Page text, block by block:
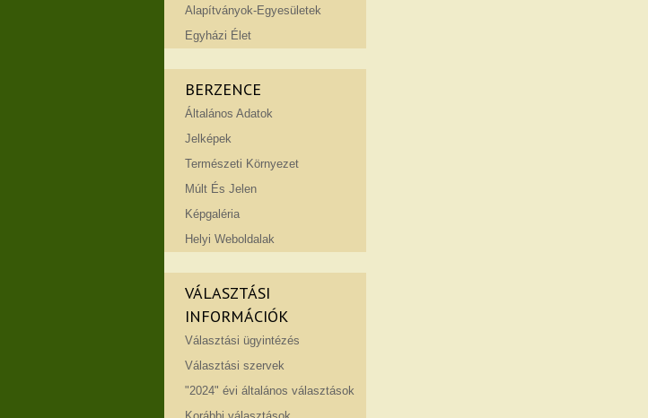
Alapítványok-Egyesületek
Egyházi Élet
BERZENCE
Általános Adatok
Jelképek
Természeti Környezet
Múlt És Jelen
Képgaléria
Helyi Weboldalak
VÁLASZTÁSI
INFORMÁCIÓK
Választási ügyintézés
Választási szervek
"2024" évi általános választások